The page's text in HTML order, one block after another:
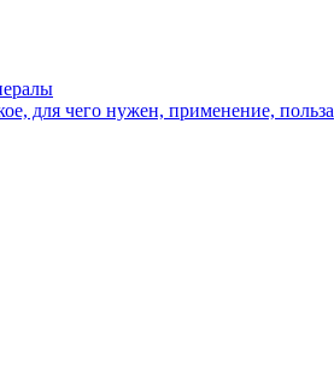
для чего нужен, применение, польза